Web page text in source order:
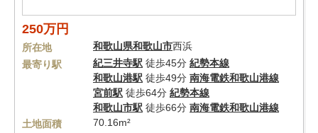
250万円
所在地 和歌山県和歌山市西浜
最寄り駅
紀三井寺駅 徒歩45分 紀勢本線
和歌山港駅 徒歩49分 南海電鉄和歌山港線
宮前駅 徒歩64分 紀勢本線
和歌山市駅 徒歩66分 南海電鉄和歌山港線
土地面積
70.16m²